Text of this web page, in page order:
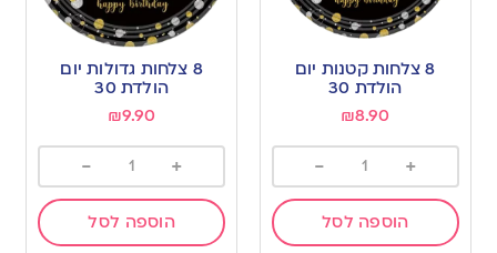
8 צלחות קטנות יום
הולדת 30
₪8.90
+
-
הוספה לסל
8 צלחות גדולות יום
הולדת 30
₪9.90
+
-
הוספה לסל